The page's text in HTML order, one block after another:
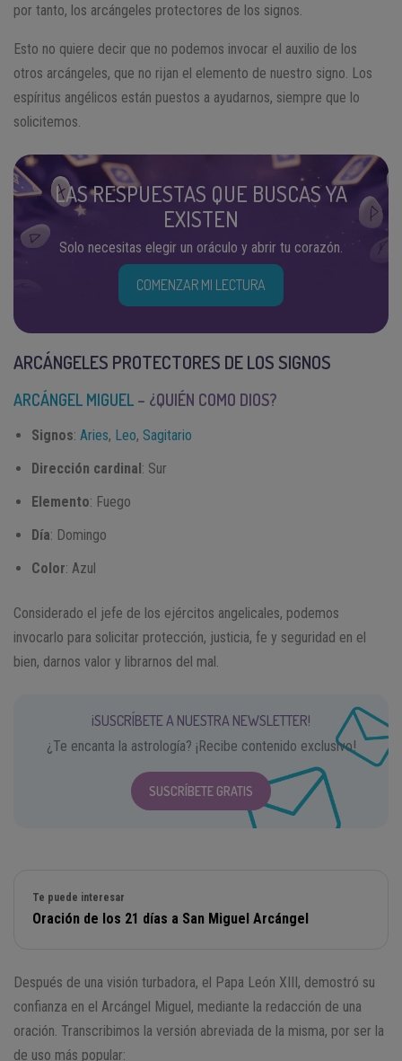
por tanto, los arcángeles protectores de los signos.
Esto no quiere decir que no podemos invocar el auxilio de los
otros arcángeles, que no rijan el elemento de nuestro signo. Los
espíritus angélicos están puestos a ayudarnos, siempre que lo
solicitemos.
LAS RESPUESTAS QUE BUSCAS YA
EXISTEN
Solo necesitas elegir un oráculo y abrir tu corazón.
COMENZAR MI LECTURA
ARCÁNGELES PROTECTORES DE LOS SIGNOS
ARCÁNGEL MIGUEL – ¿QUIÉN COMO DIOS?
Signos: Aries, Leo, Sagitario
Dirección cardinal: Sur
Elemento: Fuego
Día: Domingo
Color: Azul
Considerado el jefe de los ejércitos angelicales, podemos
invocarlo para solicitar protección, justicia, fe y seguridad en el
bien, darnos valor y librarnos del mal.
¡SUSCRÍBETE A NUESTRA NEWSLETTER!
¿Te encanta la astrología? ¡Recibe contenido exclusivo!
SUSCRÍBETE GRATIS
Te puede interesar
Oración de los 21 días a San Miguel Arcángel
Después de una visión turbadora, el Papa León XIII, demostró su
confianza en el Arcángel Miguel, mediante la redacción de una
oración. Transcribimos la versión abreviada de la misma, por ser la
de uso más popular: